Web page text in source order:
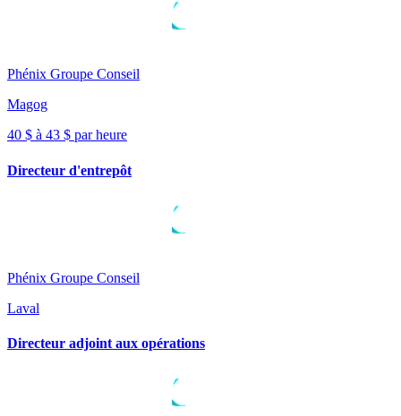
Phénix Groupe Conseil
Magog
40 $ à 43 $ par heure
Directeur d'entrepôt
Phénix Groupe Conseil
Laval
Directeur adjoint aux opérations